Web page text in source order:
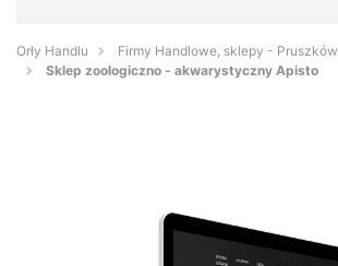
Orły Handlu
Firmy Handlowe, sklepy - Pruszków
Sklep zoologiczno - akwarystyczny Apisto